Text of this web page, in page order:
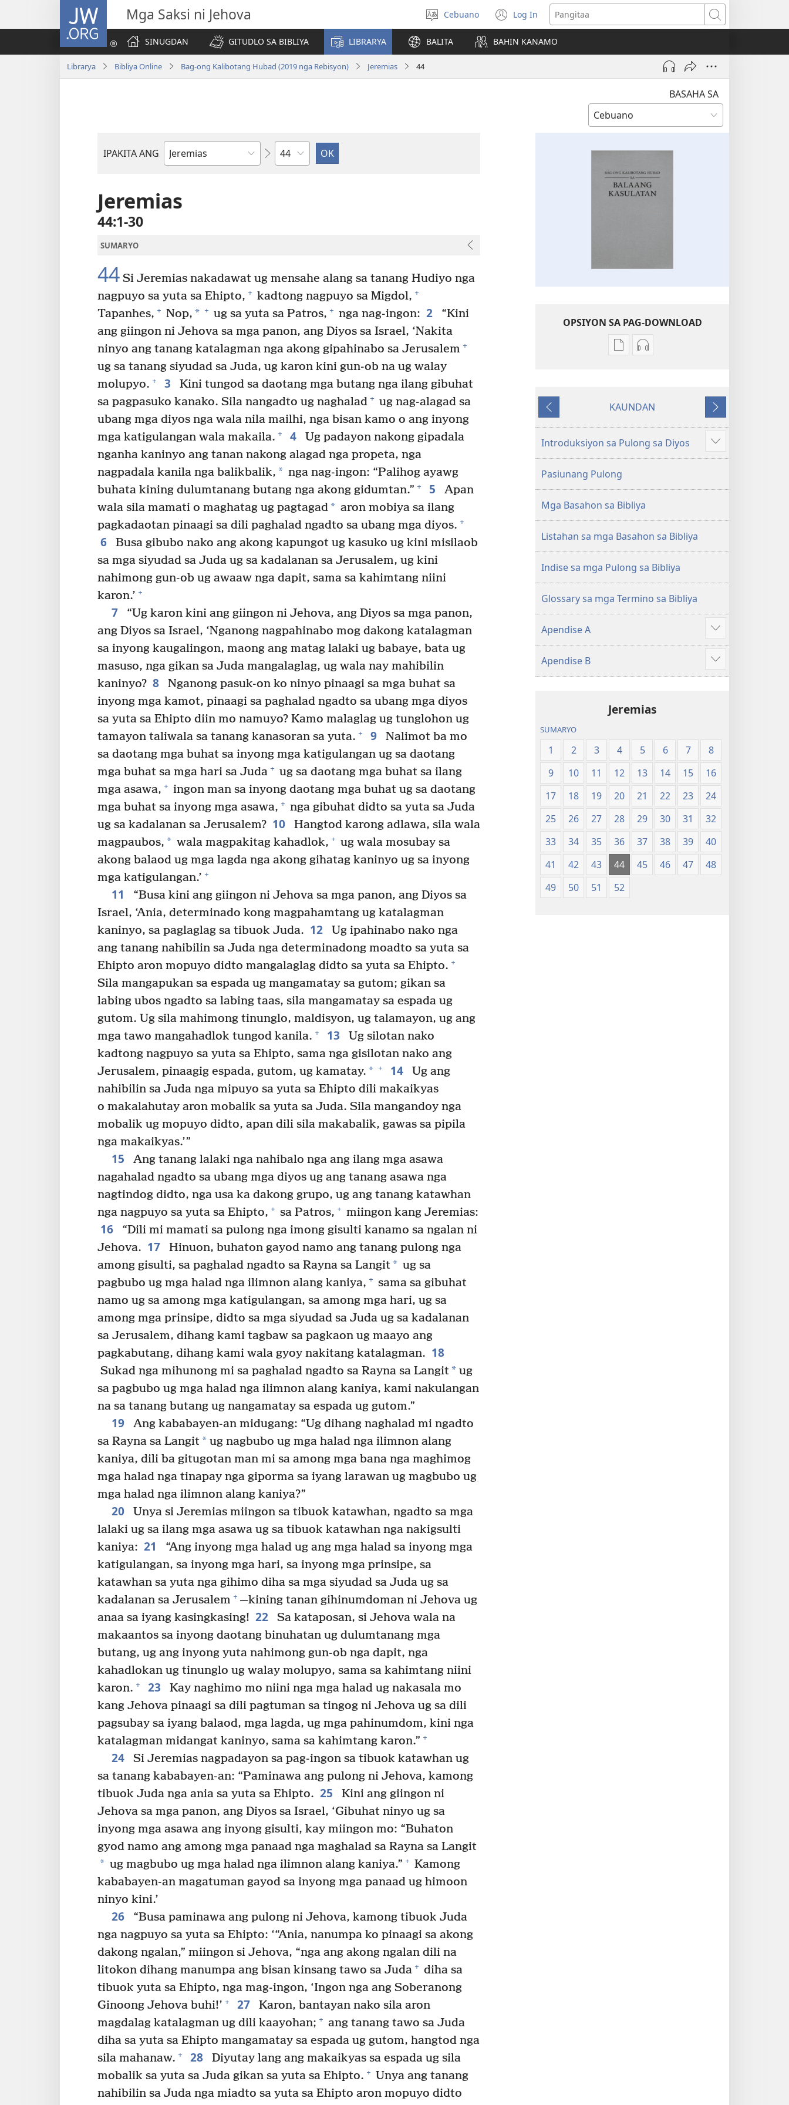
JW.ORG Mga Saksi ni Jehova
Pagpilig
pinulongan
Cebuano Log In
(mo-
open
ug
bag-
window)
Pangitaa
SINUGDAN
GITUDLO SA BIBLIYA LIBRARYA BALITA BAHIN KANAMO
Librarya Bibliya Online Bag-ong Kalibotang Hubad (2019 nga Rebisyon) Jeremias 44
BASAHA SA
IPAKITA ANG
Basahon
Kapitulo
Jeremias
44:1-30
SUMARYO
44 Si Jeremias nakadawat ug mensahe alang sa tanang Hudiyo nga
nagpuyo sa yuta sa Ehipto, + kadtong nagpuyo sa Migdol, +
Tapanhes, + Nop, * + ug sa yuta sa Patros, + nga nag-ingon: 2
“Kini
ang giingon ni Jehova sa mga panon, ang Diyos sa Israel, ‘Nakita
ninyo ang tanang katalagman nga akong gipahinabo sa Jerusalem +
ug sa tanang siyudad sa Juda, ug karon kini gun-ob na ug walay
molupyo. + 3
Kini tungod sa daotang mga butang nga ilang gibuhat
sa pagpasuko kanako. Sila nangadto ug naghalad + ug nag-alagad sa
ubang mga diyos nga wala nila mailhi, nga bisan kamo o ang inyong
mga katigulangan wala makaila. + 4
Ug padayon nakong gipadala
nganha kaninyo ang tanan nakong alagad nga propeta, nga
nagpadala kanila nga balikbalik, * nga nag-ingon: “Palihog ayawg
buhata kining dulumtanang butang nga akong gidumtan.” + 5
Apan
wala sila mamati o maghatag ug pagtagad* aron mobiya sa ilang
pagkadaotan pinaagi sa dili paghalad ngadto sa ubang mga diyos. +
6
Busa gibubo nako ang akong kapungot ug kasuko ug kini misilaob
sa mga siyudad sa Juda ug sa kadalanan sa Jerusalem, ug kini
nahimong gun-ob ug awaaw nga dapit, sama sa kahimtang niini
karon.’ +
7
“Ug karon kini ang giingon ni Jehova, ang Diyos sa mga panon,
ang Diyos sa Israel, ‘Nganong nagpahinabo mog dakong katalagman
sa inyong kaugalingon, maong ang matag lalaki ug babaye, bata ug
masuso, nga gikan sa Juda mangalaglag, ug wala nay mahibilin
kaninyo? 8
Nganong pasuk-on ko ninyo pinaagi sa mga buhat sa
inyong mga kamot, pinaagi sa paghalad ngadto sa ubang mga diyos
sa yuta sa Ehipto diin mo namuyo? Kamo malaglag ug tunglohon ug
tamayon taliwala sa tanang kanasoran sa yuta. + 9
Nalimot ba mo
sa daotang mga buhat sa inyong mga katigulangan ug sa daotang
mga buhat sa mga hari sa Juda + ug sa daotang mga buhat sa ilang
mga asawa, + ingon man sa inyong daotang mga buhat ug sa daotang
mga buhat sa inyong mga asawa, + nga gibuhat didto sa yuta sa Juda
ug sa kadalanan sa Jerusalem? 10
Hangtod karong adlawa, sila wala
magpaubos, * wala magpakitag kahadlok, + ug wala mosubay sa
akong balaod ug mga lagda nga akong gihatag kaninyo ug sa inyong
mga katigulangan.’ +
11
“Busa kini ang giingon ni Jehova sa mga panon, ang Diyos sa
Israel, ‘Ania, determinado kong magpahamtang ug katalagman
kaninyo, sa paglaglag sa tibuok Juda. 12
Ug ipahinabo nako nga
ang tanang nahibilin sa Juda nga determinadong moadto sa yuta sa
Ehipto aron mopuyo didto mangalaglag didto sa yuta sa Ehipto. +
Sila mangapukan sa espada ug mangamatay sa gutom; gikan sa
labing ubos ngadto sa labing taas, sila mangamatay sa espada ug
gutom. Ug sila mahimong tinunglo, maldisyon, ug talamayon, ug ang
mga tawo mangahadlok tungod kanila. + 13
Ug silotan nako
kadtong nagpuyo sa yuta sa Ehipto, sama nga gisilotan nako ang
Jerusalem, pinaagig espada, gutom, ug kamatay. * + 14
Ug ang
nahibilin sa Juda nga mipuyo sa yuta sa Ehipto dili makaikyas
o makalahutay aron mobalik sa yuta sa Juda. Sila mangandoy nga
mobalik ug mopuyo didto, apan dili sila makabalik, gawas sa pipila
nga makaikyas.’”
15
Ang tanang lalaki nga nahibalo nga ang ilang mga asawa
nagahalad ngadto sa ubang mga diyos ug ang tanang asawa nga
nagtindog didto, nga usa ka dakong grupo, ug ang tanang katawhan
nga nagpuyo sa yuta sa Ehipto, + sa Patros, + miingon kang Jeremias:
16
“Dili mi mamati sa pulong nga imong gisulti kanamo sa ngalan ni
Jehova. 17
Hinuon, buhaton gayod namo ang tanang pulong nga
among gisulti, sa paghalad ngadto sa Rayna sa Langit* ug sa
pagbubo ug mga halad nga ilimnon alang kaniya, + sama sa gibuhat
namo ug sa among mga katigulangan, sa among mga hari, ug sa
among mga prinsipe, didto sa mga siyudad sa Juda ug sa kadalanan
sa Jerusalem, dihang kami tagbaw sa pagkaon ug maayo ang
pagkabutang, dihang kami wala gyoy nakitang katalagman. 18
Sukad nga mihunong mi sa paghalad ngadto sa Rayna sa Langit* ug
sa pagbubo ug mga halad nga ilimnon alang kaniya, kami nakulangan
na sa tanang butang ug nangamatay sa espada ug gutom.”
19
Ang kababayen-an midugang: “Ug dihang naghalad mi ngadto
sa Rayna sa Langit* ug nagbubo ug mga halad nga ilimnon alang
kaniya, dili ba gitugotan man mi sa among mga bana nga maghimog
mga halad nga tinapay nga giporma sa iyang larawan ug magbubo ug
mga halad nga ilimnon alang kaniya?”
20
Unya si Jeremias miingon sa tibuok katawhan, ngadto sa mga
lalaki ug sa ilang mga asawa ug sa tibuok katawhan nga nakigsulti
kaniya: 21
“Ang inyong mga halad ug ang mga halad sa inyong mga
katigulangan, sa inyong mga hari, sa inyong mga prinsipe, sa
katawhan sa yuta nga gihimo diha sa mga siyudad sa Juda ug sa
kadalanan sa Jerusalem + ​—⁠kining tanan gihinumdoman ni Jehova ug
anaa sa iyang kasingkasing! 22
Sa kataposan, si Jehova wala na
makaantos sa inyong daotang binuhatan ug dulumtanang mga
butang, ug ang inyong yuta nahimong gun-ob nga dapit, nga
kahadlokan ug tinunglo ug walay molupyo, sama sa kahimtang niini
karon. + 23
Kay naghimo mo niini nga mga halad ug nakasala mo
kang Jehova pinaagi sa dili pagtuman sa tingog ni Jehova ug sa dili
pagsubay sa iyang balaod, mga lagda, ug mga pahinumdom, kini nga
katalagman midangat kaninyo, sama sa kahimtang karon.” +
24
Si Jeremias nagpadayon sa pag-ingon sa tibuok katawhan ug
sa tanang kababayen-an: “Paminawa ang pulong ni Jehova, kamong
tibuok Juda nga ania sa yuta sa Ehipto. 25
Kini ang giingon ni
Jehova sa mga panon, ang Diyos sa Israel, ‘Gibuhat ninyo ug sa
inyong mga asawa ang inyong gisulti, kay miingon mo: “Buhaton
gyod namo ang among mga panaad nga maghalad sa Rayna sa Langit
* ug magbubo ug mga halad nga ilimnon alang kaniya.” + Kamong
kababayen-an magatuman gayod sa inyong mga panaad ug himoon
ninyo kini.’
26
“Busa paminawa ang pulong ni Jehova, kamong tibuok Juda
nga nagpuyo sa yuta sa Ehipto: ‘“Ania, nanumpa ko pinaagi sa akong
dakong ngalan,” miingon si Jehova, “nga ang akong ngalan dili na
litokon dihang manumpa ang bisan kinsang tawo sa Juda + diha sa
tibuok yuta sa Ehipto, nga mag-ingon, ‘Ingon nga ang Soberanong
Ginoong Jehova buhi!’ + 27
Karon, bantayan nako sila aron
magdalag katalagman ug dili kaayohan; + ang tanang tawo sa Juda
diha sa yuta sa Ehipto mangamatay sa espada ug gutom, hangtod nga
sila mahanaw. + 28
Diyutay lang ang makaikyas sa espada ug sila
mobalik sa yuta sa Juda gikan sa yuta sa Ehipto. + Unya ang tanang
nahibilin sa Juda nga miadto sa yuta sa Ehipto aron mopuyo didto
OPSIYON SA PAG-DOWNLOAD
Opsiyon
sa
Bag-
ong
Hubad
sa
Balaang
Kasulatan
(Gihubad
Gikan
sa
2013
Rebisadong
New
Translation
the
Holy
Opsiyon
sa
ong
sa
Balaang
Kasulatan
(Gihubad
Gikan
sa
Rebisadong
New
Translation
the
Holy
Miagi
KAUNDAN
Sunod
Introduksiyon sa Pulong sa Diyos
Ipakita
ang
pa
Pasiunang Pulong
Mga Basahon sa Bibliya
Listahan sa mga Basahon sa Bibliya
Indise sa mga Pulong sa Bibliya
Glossary sa mga Termino sa Bibliya
Apendise A
Ipakita
ang
uban
pa
Apendise B
Ipakita
ang
Jeremias
SUMARYO
1 2 3 4 5 6 7
8
9
10 11 12 13 14 15
16
17
18 19 20 21 22 23
24
25
26 27 28 29 30 31
32
33
34 35 36 37 38 39
40
41
42 43 44 45 46 47
48
49
50 51 52